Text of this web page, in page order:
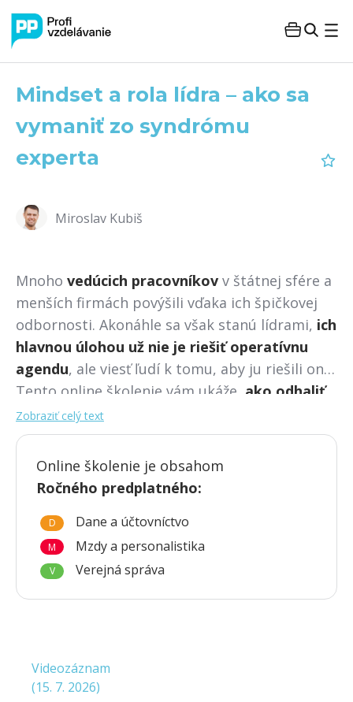
Mindset a rola lídra – ako sa
vymaniť zo syndrómu
experta
Miroslav Kubiš
Mnoho vedúcich pracovníkov v štátnej sfére a
menších firmách povýšili vďaka ich špičkovej
odbornosti. Akonáhle sa však stanú lídrami, ich
hlavnou úlohou už nie je riešiť operatívnu
agendu, ale viesť ľudí k tomu, aby ju riešili oni.
Tento online školenie vám ukáže, ako odhaliť
tzv. „syndróm experta“
presvedčenia, že to urobí najlepšie a
najrýchlejšie, robí prácu za iných
konkrétne
tipy, ako potrebujete zmeniť vaše
, ktoré je kľúčové pre to,
nevyhorelia začali tím skutočne riadiť.
Zobraziť celý text
Online školenie je obsahom
Ročného predplatného:
D Dane a účtovníctvo
M Mzdy a personalistika
V Verejná správa
Videozáznam
(15. 7. 2026)